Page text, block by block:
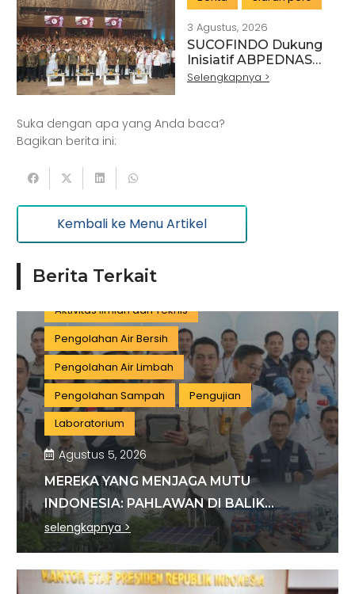
3 Agustus, 2026
SUCOFINDO Dukung
Inisiatif ABPEDNAS
melalui Program
Selengkapnya >
Suka dengan apa yang Anda baca?
Bagikan berita ini:
Kembali ke Menu Artikel
Berita Terkait
Artikel Pertanian
Kehutanan
Kesehatan
Kelautan dan Perikanan
Pemerintahan
Informasi dan Komunikasi
Pariwisata
Listrik dan Gas
Manufaktur
Sertifikasi
Aktivitas Ilmiah dan Teknis
Pengolahan Air Bersih
Pengolahan Air Limbah
Pengolahan Sampah
Pengujian
Laboratorium
Agustus 5, 2026
MEREKA YANG MENJAGA MUTU
INDONESIA: PAHLAWAN DI BALIK
SETIAP STANDAR INDUSTRI
selengkapnya >